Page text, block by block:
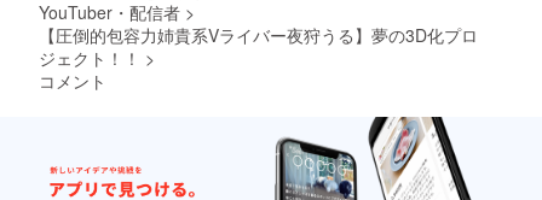
YouTuber・配信者 >
【圧倒的包容力姉貴系Vライバー夜狩うる】夢の3D化プロ
ジェクト！！ >
コメント